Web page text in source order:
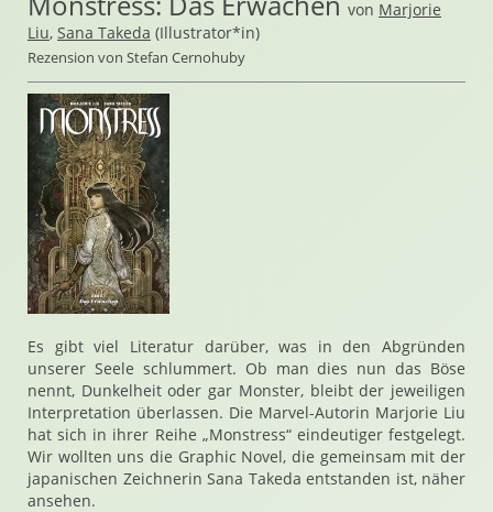
von Marjorie
Liu, Sana Takeda (Illustrator*in)
Rezension von Stefan Cernohuby
Es gibt viel Literatur darüber, was in den Abgründen
unserer Seele schlummert. Ob man dies nun das Böse
nennt, Dunkelheit oder gar Monster, bleibt der jeweiligen
Interpretation überlassen. Die Marvel-Autorin Marjorie Liu
hat sich in ihrer Reihe „Monstress“ eindeutiger festgelegt.
Wir wollten uns die Graphic Novel, die gemeinsam mit der
japanischen Zeichnerin Sana Takeda entstanden ist, näher
ansehen.